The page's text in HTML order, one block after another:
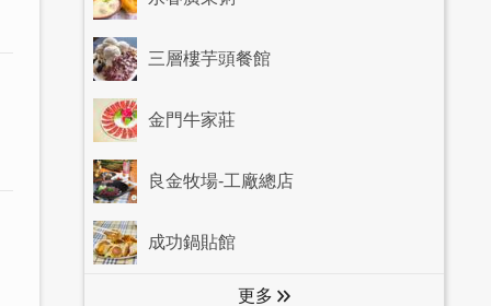
三層樓芋頭餐館
金門牛家莊
良金牧場-工廠總店
成功鍋貼館
更多